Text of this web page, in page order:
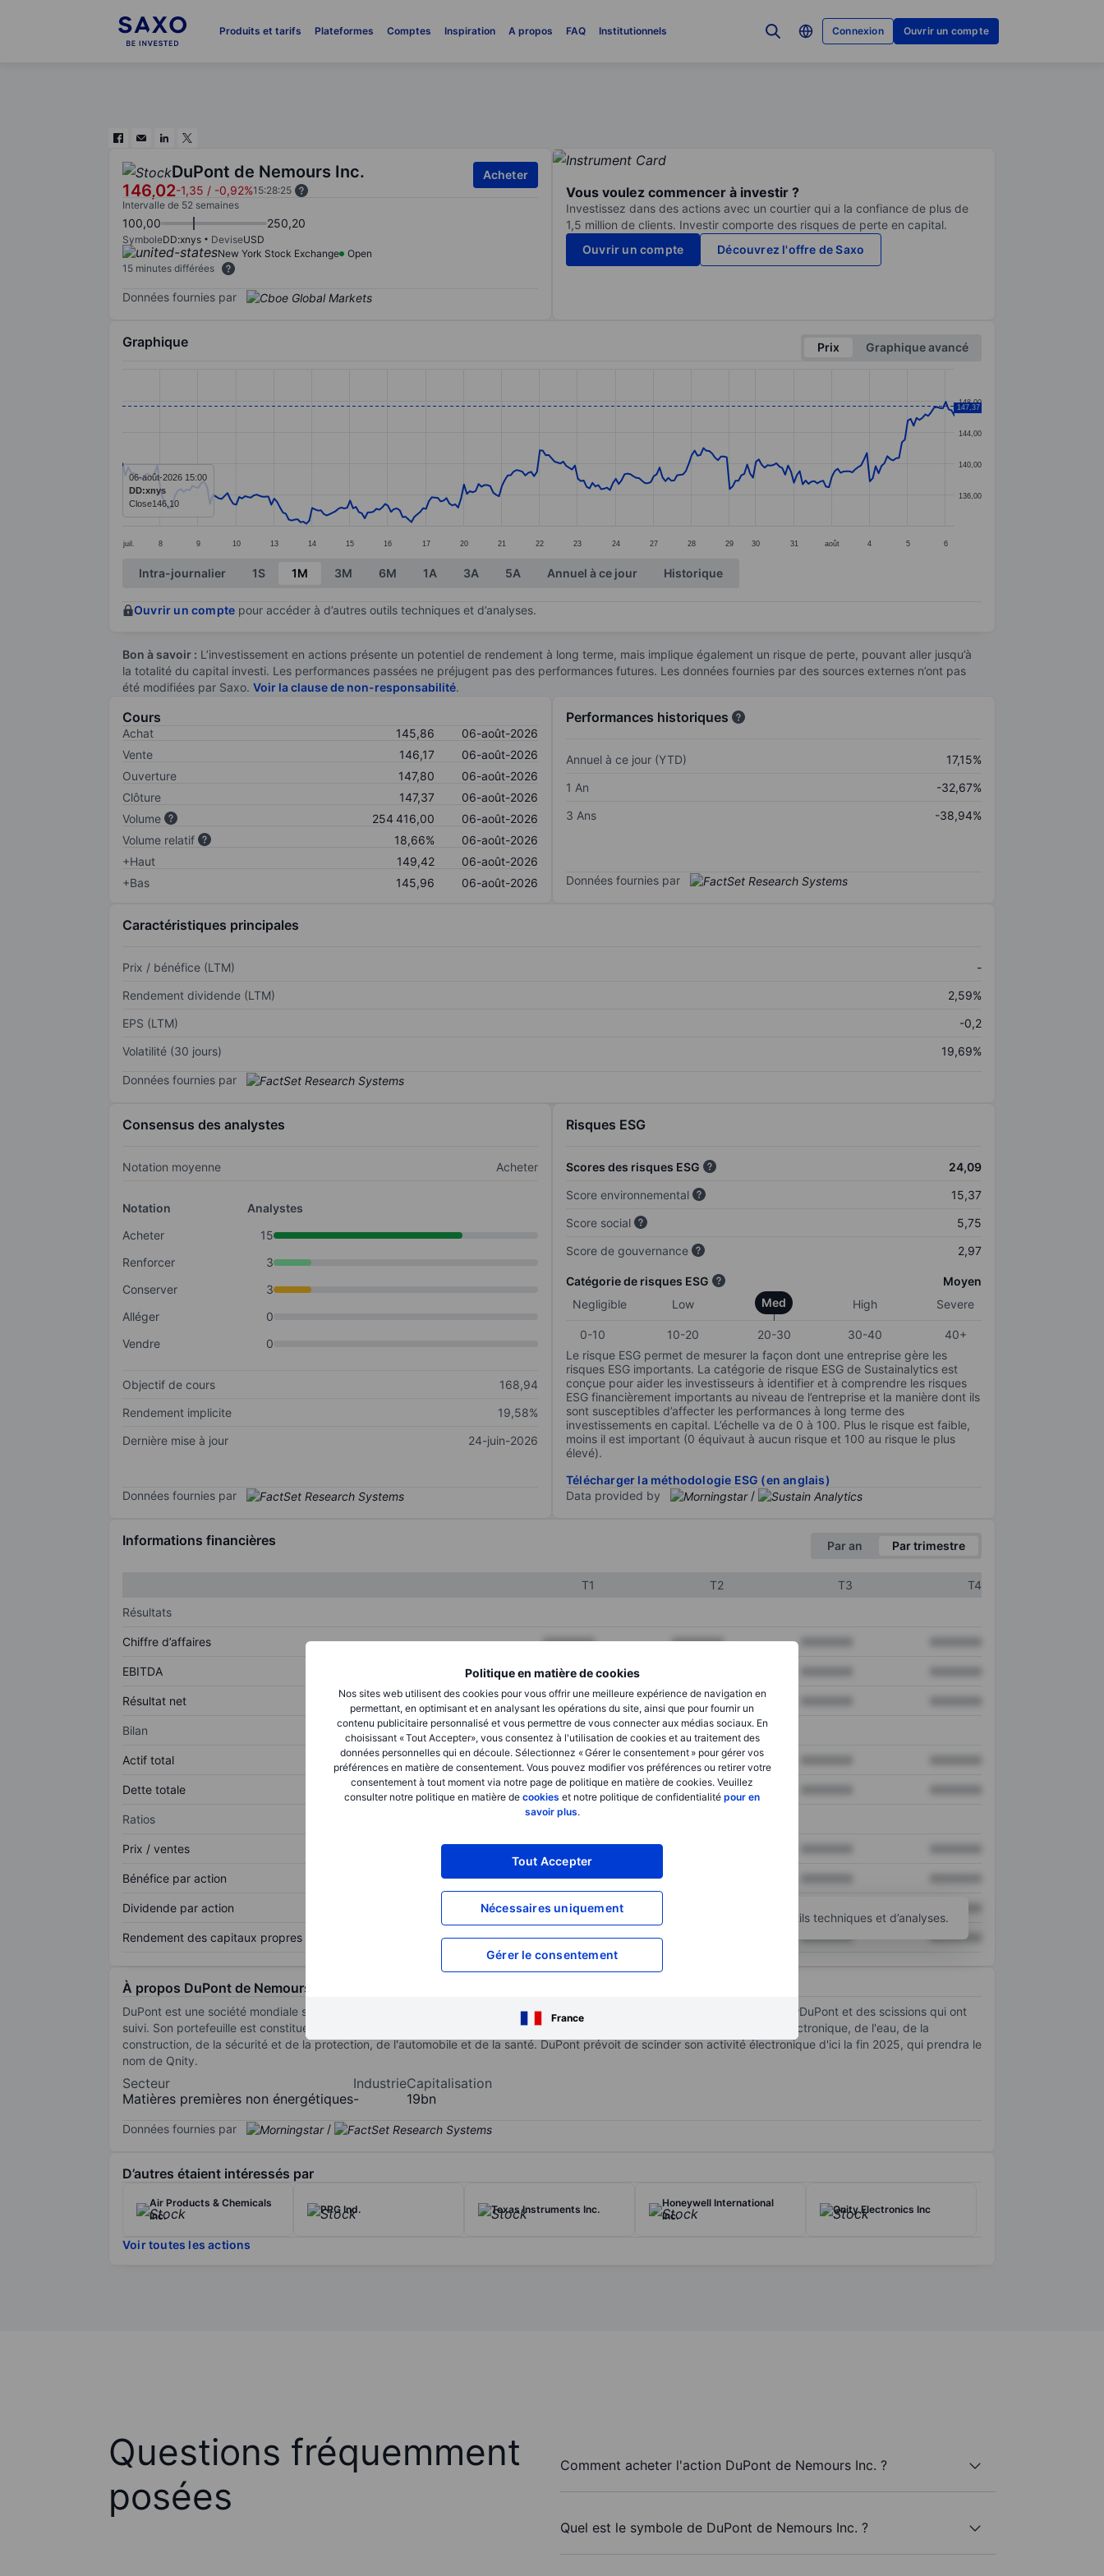
Produits et tarifs Plateformes Comptes Inspiration A propos FAQ Institutionnels Connexion Ouvrir un compte
Politique en matière de cookies
Nos sites web utilisent des cookies pour vous offrir une meilleure expérience de navigation en
permettant, en optimisant et en analysant les opérations du site, ainsi que pour fournir un
contenu publicitaire personnalisé et vous permettre de vous connecter aux médias sociaux. En
choisissant « Tout Accepter», vous consentez à l'utilisation de cookies et au traitement des
données personnelles qui en découle. Sélectionnez « Gérer le consentement » pour gérer vos
préférences en matière de consentement. Vous pouvez modifier vos préférences ou retirer votre
consentement à tout moment via notre page de politique en matière de cookies. Veuillez
consulter notre politique en matière de cookies et notre politique de confidentialité pour en
savoir plus.
Tout Accepter
Nécessaires uniquement
Gérer le consentement
France
DuPont de Nemours Inc.
146,02-1,35 / -0,92%15:28:25
Acheter
Intervalle de 52 semaines
100,00 250,20
SymboleDD:xnys DeviseUSD
New York Stock Exchange
Open
15 minutes différées
Données fournies par
Vous voulez commencer à investir ?
Investissez dans des actions avec un courtier qui a la confiance de plus de
1,5 million de clients. Investir comporte des risques de perte en capital.
Ouvrir un compte
Découvrez l'offre de Saxo
Graphique Prix
Graphique avancé
Line chart with 286 data points.
The chart has 1 Y axis displaying values. Data ranges from 132.26 to 147.88.
juil. 8 9 10 13 14 15 16 17 20 21 22 23 24 27 28 29 30 31 août 4 5 6
136,00
140,00
144,00
148,00
147,37
06-août-2026 15:00
DD:xnys
Close146,10
End of interactive chart.
Intra-journalier 1S 1M 3M 6M 1A 3A 5A Annuel à ce jour Historique
Ouvrir un compte pour accéder à d’autres outils techniques et d’analyses.
Bon à savoir : L’investissement en actions présente un potentiel de rendement à long terme, mais implique également un risque de perte, pouvant aller jusqu’à
la totalité du capital investi. Les performances passées ne préjugent pas des performances futures. Les données fournies par des sources externes n’ont pas
été modifiées par Saxo. Voir la clause de non-responsabilité.
Cours
Achat 145,86
06-août-2026
Vente
146,17
06-août-2026
Ouverture
147,80
06-août-2026
Clôture
147,37
06-août-2026
Volume
254 416,00
06-août-2026
Volume relatif
18,66%
06-août-2026
+Haut
149,42
06-août-2026
+Bas
145,96 06-août-2026
Performances historiques
Annuel à ce jour (YTD)
17,15%
1 An
-32,67%
3 Ans
-38,94%
Données fournies par
Caractéristiques principales
Prix / bénéfice (LTM)
-
Rendement dividende (LTM)
2,59%
EPS (LTM)
-0,2
Volatilité (30 jours)
19,69%
Données fournies par
Consensus des analystes
Notation moyenne Acheter
Notation
Analystes
Acheter
15
Renforcer
3
Conserver
3
Alléger
0
Vendre
0
Objectif de cours
168,94
Rendement implicite
19,58%
Dernière mise à jour
24-juin-2026
Données fournies par
Risques ESG
Scores des risques ESG
24,09
Score environnemental
15,37
Score social
5,75
Score de gouvernance
2,97
Catégorie de risques ESG
Moyen
Negligible
Low Med High Severe
0-10 10-20 20-30 30-40
40+
Le risque ESG permet de mesurer la façon dont une entreprise gère les
risques ESG importants. La catégorie de risque ESG de Sustainalytics est
conçue pour aider les investisseurs à identifier et à comprendre les risques
ESG financièrement importants au niveau de l’entreprise et la manière dont ils
sont susceptibles d’affecter les performances à long terme des
investissements en capital. L’échelle va de 0 à 100. Plus le risque est faible,
moins il est important (0 équivaut à aucun risque et 100 au risque le plus
élevé).
Télécharger la méthodologie ESG (en anglais)
Data provided by
/
Informations financières Par an Par trimestre
T1 T2 T3
T4
Résultats
Chiffre d’affaires XXXXXXX XXXXXXX
EBITDA XXXXXXX
Résultat net XXXXXXX XXXXXXX
Bilan
Actif total XXXXXXX XXXXXXX
Dette totale XXXXXXX XXXXXXX
Ratios
Prix / ventes XXXXXXX
Bénéfice par action XXXXXXX
Dividende par action XXXXXXX
Rendement des capitaux propres XXXXXXX XXXXXXX XXXXXXX
Ouvrir un compte pour accéder à d’autres outils techniques et d’analyses.
À propos DuPont de Nemours Inc.
DuPont est une société mondiale spécialisée dans les produits chimiques spécifique, créée en 2019 à la suite de la fusion DowDuPont et des scissions qui ont
suivi. Son portefeuille est constitué des produits chimiques de spécialité et des produits en aval destinés aux secteurs de l'électronique, de l'eau, de la
construction, de la sécurité et de la protection, de l'automobile et de la santé. DuPont prévoit de scinder son activité électronique d'ici la fin 2025, qui prendra le
nom de Qnity.
Secteur
Matières premières non énergétiques
Industrie
-
Capitalisation
19bn
Données fournies par /
D’autres étaient intéressés par
Air Products & Chemicals
Inc.
PPG Ind. Texas Instruments Inc.
Honeywell International
Inc.
Qnity Electronics Inc
Voir toutes les actions
Questions fréquemment
posées
Comment acheter l'action DuPont de Nemours Inc. ?
Quel est le symbole de DuPont de Nemours Inc. ?